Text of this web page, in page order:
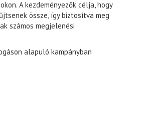
A kezdeményezők célja, hogy
össze, így biztosítva meg
számos megjelenési
alapuló kampányban